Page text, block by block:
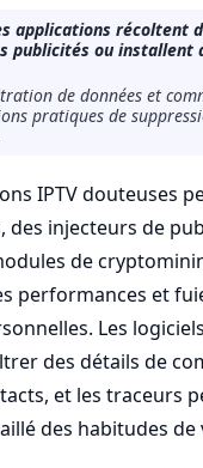
applications récoltent
publicités ou installent
de données et
pratiques de
IPTV douteuses
des injecteurs de
de
performances et
Les
des détails de
et les traceurs
des habitudes de